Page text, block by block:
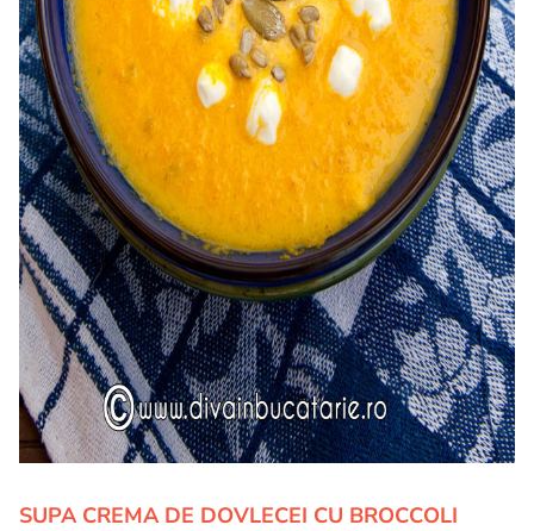
SUPA CREMA DE DOVLECEI CU BROCCOLI